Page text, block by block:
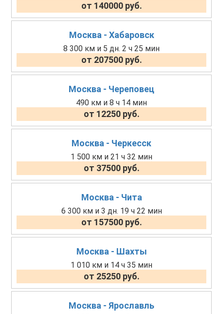
от 140000 руб.
Москва - Хабаровск
8 300 км и 5 дн. 2 ч 25 мин
от 207500 руб.
Москва - Череповец
490 км и 8 ч 14 мин
от 12250 руб.
Москва - Черкесск
1 500 км и 21 ч 32 мин
от 37500 руб.
Москва - Чита
6 300 км и 3 дн. 19 ч 22 мин
от 157500 руб.
Москва - Шахты
1 010 км и 14 ч 35 мин
от 25250 руб.
Москва - Ярославль